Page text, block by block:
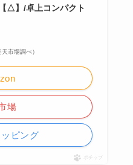
△】/卓上コンパクト
市場調べ）
場
ピング
ポチップ